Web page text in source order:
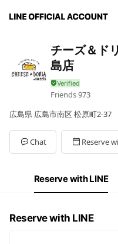
チーズ＆ド
島店
Friends973
広島県 広島市南区 松原町2-37
Chat Reserve
Reserve with LINE
Reserve with LINE